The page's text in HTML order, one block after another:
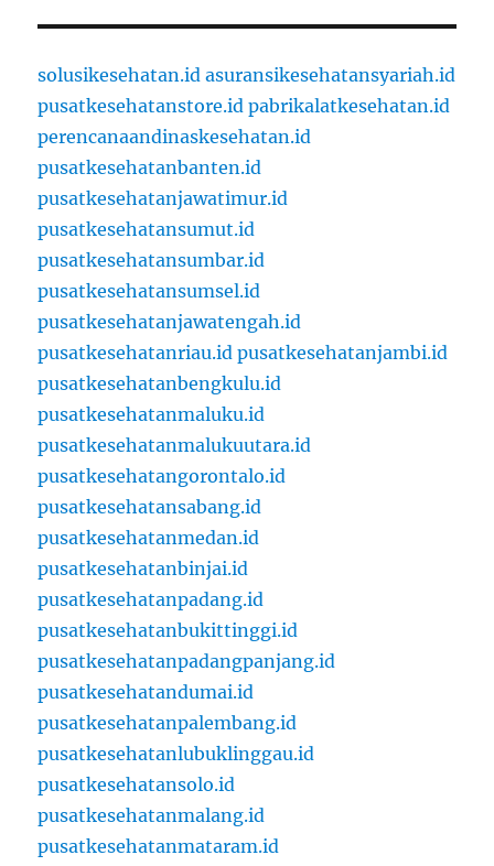
solusikesehatan.id asuransikesehatansyariah.id
pusatkesehatanstore.id pabrikalatkesehatan.id
perencanaandinaskesehatan.id
pusatkesehatanbanten.id
pusatkesehatanjawatimur.id
pusatkesehatansumut.id
pusatkesehatansumbar.id
pusatkesehatansumsel.id
pusatkesehatanjawatengah.id
pusatkesehatanriau.id pusatkesehatanjambi.id
pusatkesehatanbengkulu.id
pusatkesehatanmaluku.id
pusatkesehatanmalukuutara.id
pusatkesehatangorontalo.id
pusatkesehatansabang.id
pusatkesehatanmedan.id
pusatkesehatanbinjai.id
pusatkesehatanpadang.id
pusatkesehatanbukittinggi.id
pusatkesehatanpadangpanjang.id
pusatkesehatandumai.id
pusatkesehatanpalembang.id
pusatkesehatanlubuklinggau.id
pusatkesehatansolo.id
pusatkesehatanmalang.id
pusatkesehatanmataram.id